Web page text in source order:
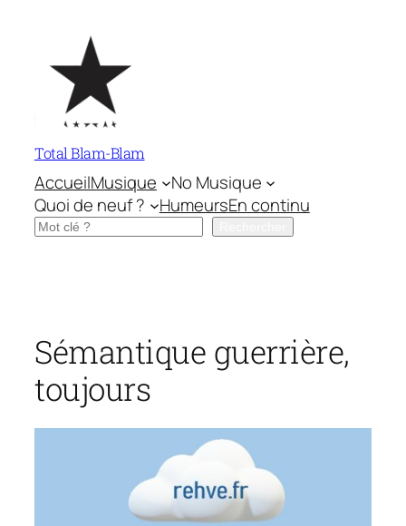
contenu
Total Blam-Blam
AccueilMusique
No Musique
Quoi de neuf ?
HumeursEn continu
Rechercher
Sémantique guerrière,
toujours